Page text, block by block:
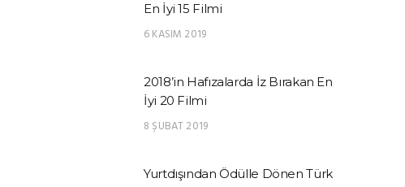
En İyi 15 Filmi
6 KASIM 2019
2018’in Hafızalarda İz Bırakan En
İyi 20 Filmi
8 ŞUBAT 2019
Yurtdışından Ödülle Dönen Türk